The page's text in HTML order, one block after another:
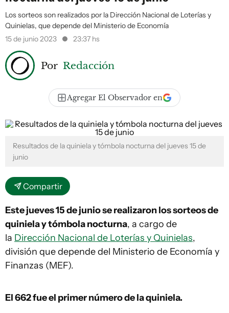
Los sorteos son realizados por la Dirección Nacional de Loterías y
Quinielas, que depende del Ministerio de Economía
15 de junio 2023
23:37 hs
Por Redacción
Agregar El Observador en
Resultados de la quiniela y tómbola nocturna del jueves 15 de
junio
Compartir
Este jueves 15 de junio se realizaron los sorteos de
quiniela y tómbola nocturna, a cargo de
la Dirección Nacional de Loterías y Quinielas,
división que depende del Ministerio de Economía y
Finanzas (MEF).
El 662fue el primer número de la quiniela.